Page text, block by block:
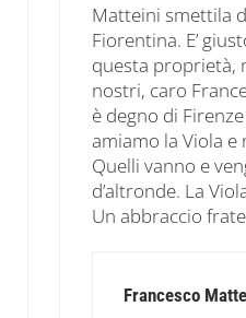
Matteini smettila
Fiorentina. E’
questa proprietà,
nostri, caro
è degno di
amiamo la Viola
Quelli vanno e
d’altronde. La
Un abbraccio
Francesco